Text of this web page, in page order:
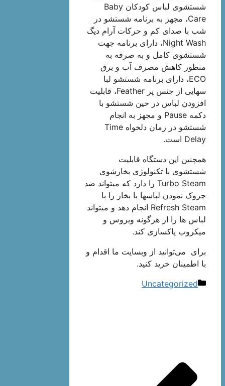
شستشوی لباس کودکان Baby
Care، مجهز به برنامه شستشو در
شب با صدای کم و حرکات آرام دیگ
Night Wash، دارای برنامه جهت
شستشوی کامل و به صرفه به
منظور کاهش مصرف آب و برق
ECO، دارای برنامه شستشو لبا
سهایی از جنس پر Feather، قابلیت
افزودن لباس در حین شستشو با
دکمه Pause و مجهز به انجام
شستشو در زمان دلخواه Time
Delay است.
همچنین این دستگاه قابلیت
شستشوی با تکنولوژی بخارشوی
Turbo Steam را دارد که میتواند ضد
چروک نمودن لباسها با بخار را با
Refresh Steam انجام دهد و میتواند
لباس ها را از هرگونه ویروس و
میکروب پاکسازی کند.
برای می‌توانید از وبسایت ما اقدام و
با اطمینان خرید کنید.
دسته‌ها
Uncategorized